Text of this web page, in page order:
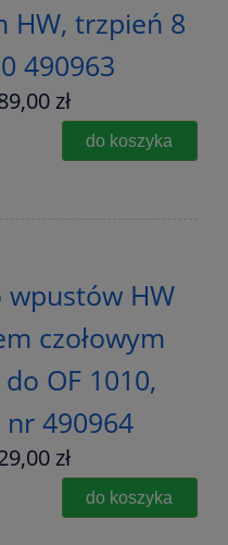
HW, trzpień 8
490963
zł
do koszyka
wpustów HW
czołowym
OF 1010,
nr 490964
zł
do koszyka